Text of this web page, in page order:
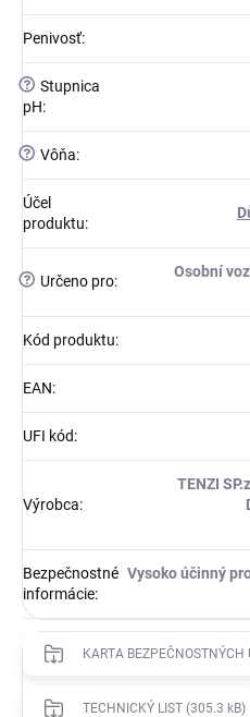
Penivosť:
? Stupnica
pH:
? Vôňa:
Účel
produktu:
? Určeno pro:
Osobní
Kód produktu:
EAN:
UFI kód:
Výrobca:
TENZI
Bezpečnostné
informácie:
Vysoko účinný
KARTA
TECHNICKÝ LIST (305.3 kB)